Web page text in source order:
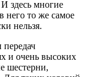
И здесь многие
него то же самое
нельзя.
передач
и очень высоких
шестерни,